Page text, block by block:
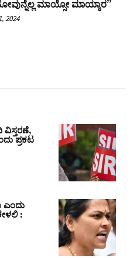
ಮಾಯ್ಸೋ ಮಾಯ್ಕಾರ”
2024
ಪ್ರಕಟ
ಎಂದು
: